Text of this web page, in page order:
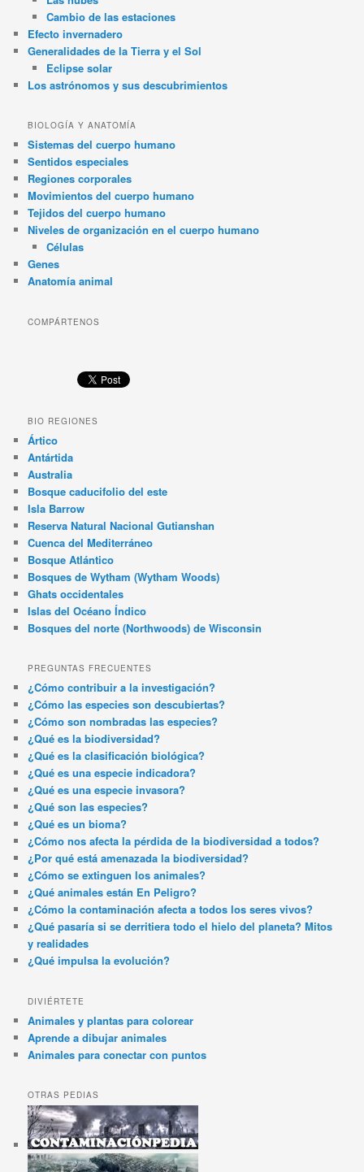
Cambio de las estaciones
Efecto invernadero
Generalidades de la Tierra y el Sol
Eclipse solar
Los astrónomos y sus descubrimientos
BIOLOGÍA Y ANATOMÍA
Sistemas del cuerpo humano
Sentidos especiales
Regiones corporales
Movimientos del cuerpo humano
Tejidos del cuerpo humano
Niveles de organización en el cuerpo humano
Células
Genes
Anatomía animal
COMPÁRTENOS
BIO REGIONES
Ártico
Antártida
Australia
Bosque caducifolio del este
Isla Barrow
Reserva Natural Nacional Gutianshan
Cuenca del Mediterráneo
Bosque Atlántico
Bosques de Wytham (Wytham Woods)
Ghats occidentales
Islas del Océano Índico
Bosques del norte (Northwoods) de Wisconsin
PREGUNTAS FRECUENTES
¿Cómo contribuir a la investigación?
¿Cómo las especies son descubiertas?
¿Cómo son nombradas las especies?
¿Qué es la biodiversidad?
¿Qué es la clasificación biológica?
¿Qué es una especie indicadora?
¿Qué es una especie invasora?
¿Qué son las especies?
¿Qué es un bioma?
¿Cómo nos afecta la pérdida de la biodiversidad a todos?
¿Por qué está amenazada la biodiversidad?
¿Cómo se extinguen los animales?
¿Qué animales están En Peligro?
¿Cómo la contaminación afecta a todos los seres vivos?
¿Qué pasaría si se derritiera todo el hielo del planeta? Mitos
y realidades
¿Qué impulsa la evolución?
DIVIÉRTETE
Animales y plantas para colorear
Aprende a dibujar animales
Animales para conectar con puntos
OTRAS PEDIAS